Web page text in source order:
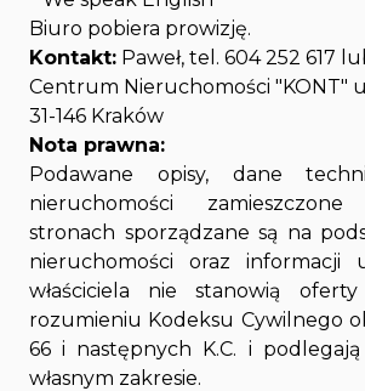
Biuro pobiera prowizję.
Kontakt: Paweł, tel. 604 252 617
Centrum Nieruchomości "KONT"
31-146 Kraków
Nota prawna:
Podawane opisy, dane
nieruchomości
stronach sporządzane są na
nieruchomości oraz informacji
właściciela nie stanowią
rozumieniu Kodeksu Cywilnego
66 i następnych K.C. i
własnym zakresie.